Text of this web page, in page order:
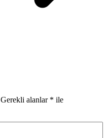
Gerekli alanlar * ile